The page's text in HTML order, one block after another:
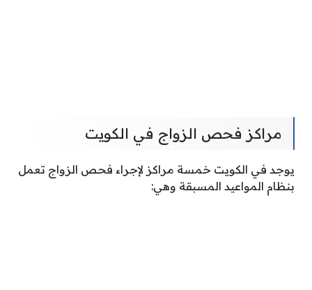
مراكز فحص الزواج في الكويت
يوجد في الكويت خمسة مراكز لإجراء فحص الزواج تعمل
بنظام المواعيد المسبقة وهي: